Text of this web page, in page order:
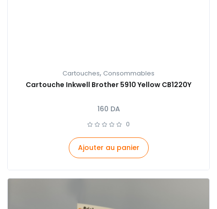
Cartouches, Consommables
Cartouche Inkwell Brother 5910 Yellow CB1220Y
160 DA
0
Ajouter au panier